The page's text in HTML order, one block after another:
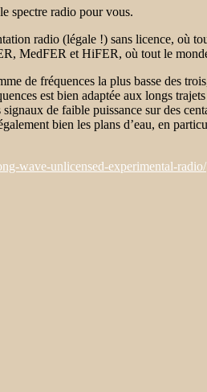
spectre radio pour vous.
radio (légale !) sans licence, où
MedFER et HiFER, où tout le
de fréquences la plus basse des
est bien adaptée aux longs
de faible puissance sur des
bien les plans d’eau, en
wave-unlicensed-experimental-radio/